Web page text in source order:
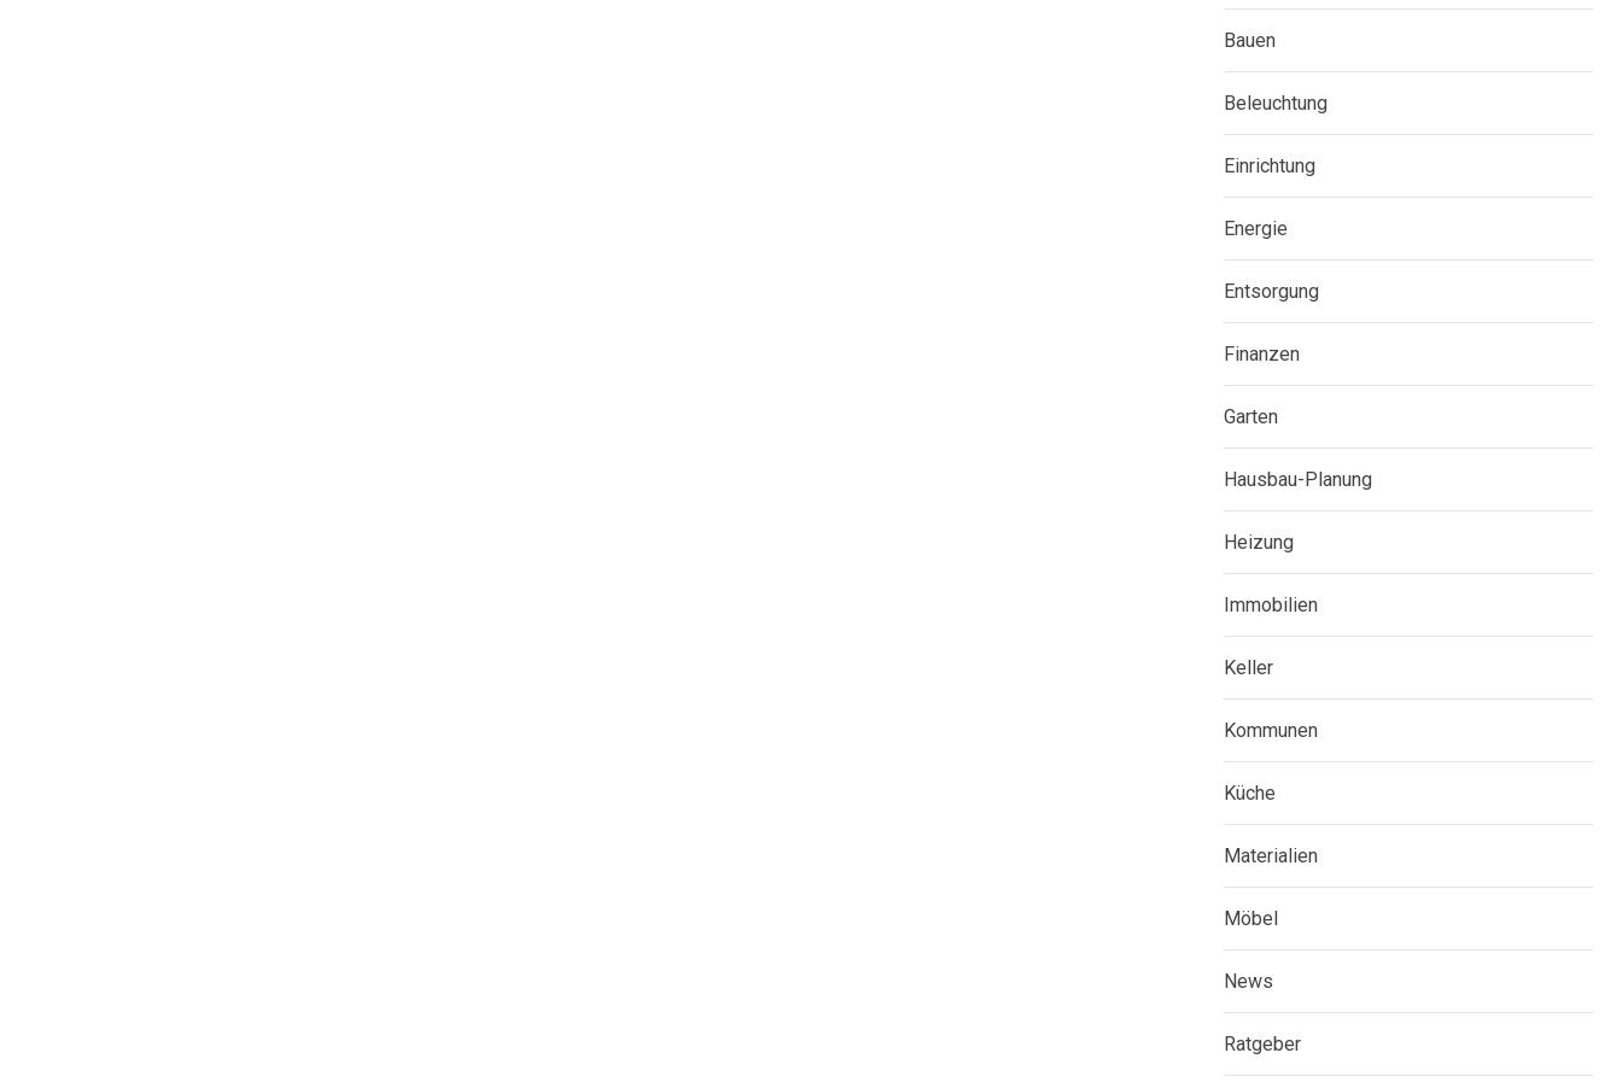
Bauen
Beleuchtung
Einrichtung
Energie
Entsorgung
Finanzen
Garten
Hausbau-Planung
Heizung
Immobilien
Keller
Kommunen
Küche
Materialien
Möbel
News
Ratgeber